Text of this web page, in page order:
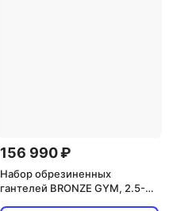
156 990 ₽
Набор обрезиненных
гантелей BRONZE GYM, 2.5-25